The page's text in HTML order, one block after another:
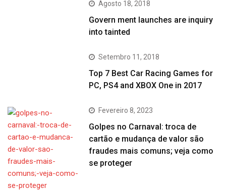
Agosto 18, 2018
Govern ment launches are inquiry
into tainted
Setembro 11, 2018
Top 7 Best Car Racing Games for
PC, PS4 and XBOX One in 2017
Fevereiro 8, 2023
Golpes no Carnaval: troca de
cartão e mudança de valor são
fraudes mais comuns; veja como
se proteger